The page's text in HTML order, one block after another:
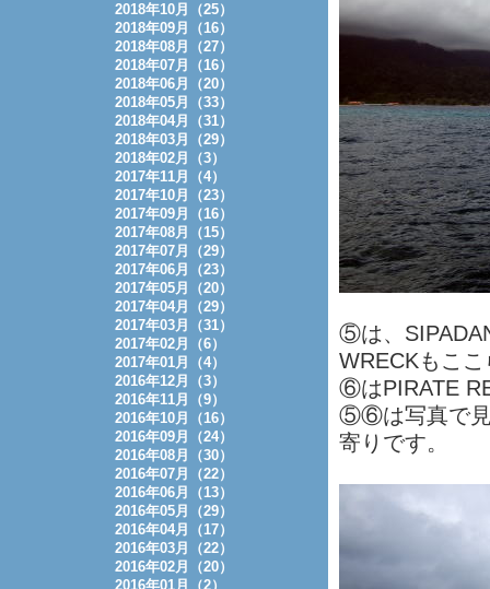
⑤は、
WRECKもこ
⑥はPIRATE
⑤⑥は写真で見
寄りです。
2018年10月（25）
2018年09月（16）
2018年08月（27）
2018年07月（16）
2018年06月（20）
2018年05月（33）
2018年04月（31）
2018年03月（29）
2018年02月（3）
2017年11月（4）
2017年10月（23）
2017年09月（16）
2017年08月（15）
2017年07月（29）
2017年06月（23）
2017年05月（20）
2017年04月（29）
2017年03月（31）
2017年02月（6）
2017年01月（4）
2016年12月（3）
2016年11月（9）
2016年10月（16）
2016年09月（24）
2016年08月（30）
2016年07月（22）
2016年06月（13）
2016年05月（29）
2016年04月（17）
2016年03月（22）
2016年02月（20）
2016年01月（2）